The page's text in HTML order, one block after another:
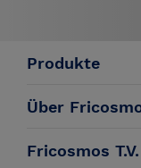
Produkte
Über
Fricosmos T.V.